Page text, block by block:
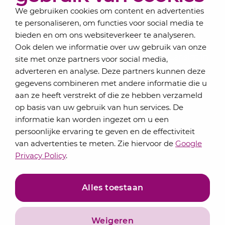
We gebruiken cookies om content en advertenties
te personaliseren, om functies voor social media te
bieden en om ons websiteverkeer te analyseren.
Ook delen we informatie over uw gebruik van onze
site met onze partners voor social media,
adverteren en analyse. Deze partners kunnen deze
gegevens combineren met andere informatie die u
aan ze heeft verstrekt of die ze hebben verzameld
op basis van uw gebruik van hun services. De
informatie kan worden ingezet om u een
persoonlijke ervaring te geven en de effectiviteit
van advertenties te meten. Zie hiervoor de Google
Privacy Policy.
Alles toestaan
Weigeren
Schrijf je in voor onze nieuwsbrief
Elke maand bundelen de adviseurs van Lansigt in
de eSigt het nieuws.
Jouw emailadres
Inschrijven